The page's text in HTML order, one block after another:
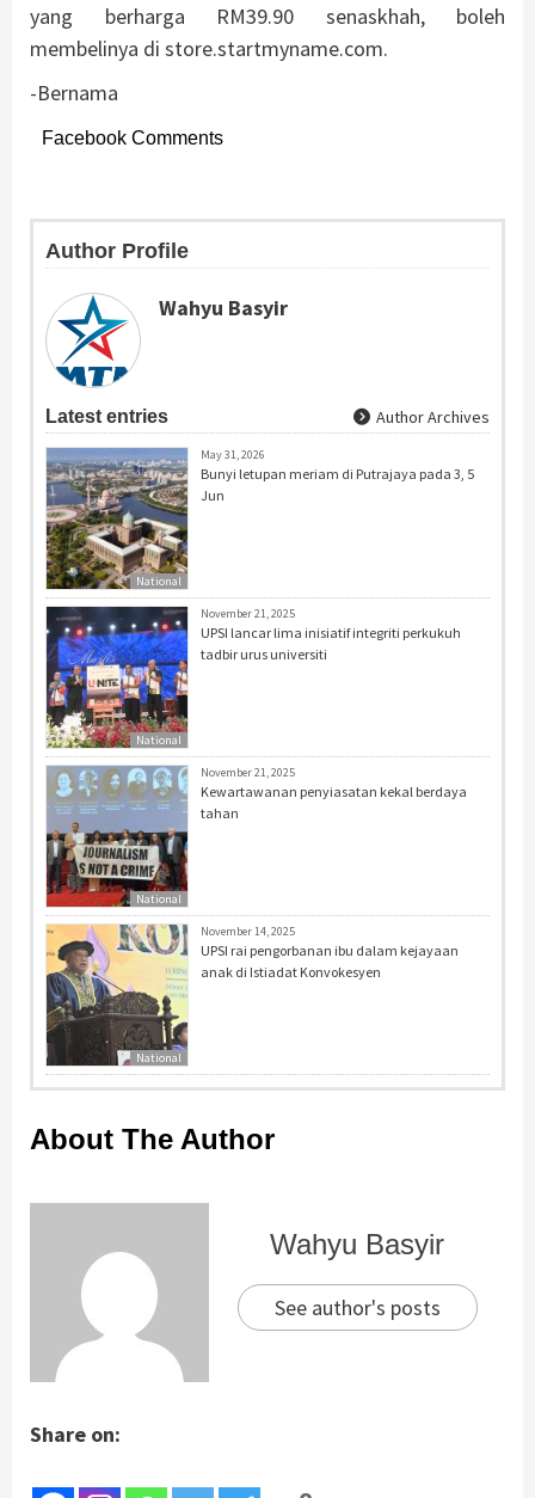
yang berharga RM39.90 senaskhah, boleh
membelinya di store.startmyname.com.
-Bernama
Facebook Comments
Author Profile
Wahyu Basyir
Latest entries Author Archives
National
May 31, 2026
Bunyi letupan meriam di Putrajaya pada 3, 5
Jun
National
November 21, 2025
UPSI lancar lima inisiatif integriti perkukuh
tadbir urus universiti
National
November 21, 2025
Kewartawanan penyiasatan kekal berdaya
tahan
National
November 14, 2025
UPSI rai pengorbanan ibu dalam kejayaan
anak di Istiadat Konvokesyen
About The Author
Wahyu Basyir
See author's posts
Share on: